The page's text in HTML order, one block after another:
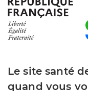
Le site santé
quand vous